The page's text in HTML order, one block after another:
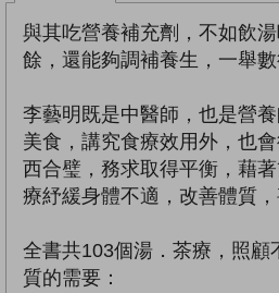
與其吃營養補充劑，不如飲
餘，還能夠調補養生，一舉數
李藝明既是中醫師，也是營
美食，講究食療效用外，也
西合璧，務求取得平衡，藉
療紓緩身體不適，改善體質，
全書共103個湯．茶療，照顧
質的需要：